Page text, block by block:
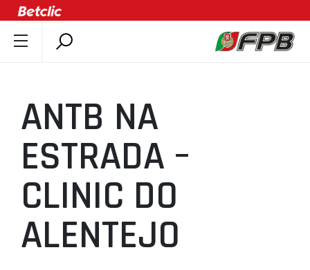
ÚLTIMAS
COMPETIÇÕES
ASSOCIAÇÕES
CLUBES
AGENTES
AGENDA
ANTB NA
ESTRADA –
CLINIC DO
ALENTEJO